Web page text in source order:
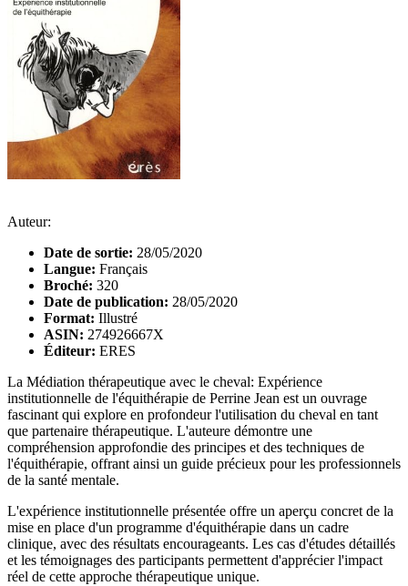
Auteur:
Date de sortie: 28/05/2020
Langue: Français
Broché: 320
Date de publication: 28/05/2020
Format: Illustré
ASIN: 274926667X
Éditeur: ERES
La Médiation thérapeutique avec le cheval: Expérience
institutionnelle de l'équithérapie de Perrine Jean est un ouvrage
fascinant qui explore en profondeur l'utilisation du cheval en tant
que partenaire thérapeutique. L'auteure démontre une
compréhension approfondie des principes et des techniques de
l'équithérapie, offrant ainsi un guide précieux pour les professionnels
de la santé mentale.
L'expérience institutionnelle présentée offre un aperçu concret de la
mise en place d'un programme d'équithérapie dans un cadre
clinique, avec des résultats encourageants. Les cas d'études détaillés
et les témoignages des participants permettent d'apprécier l'impact
réel de cette approche thérapeutique unique.